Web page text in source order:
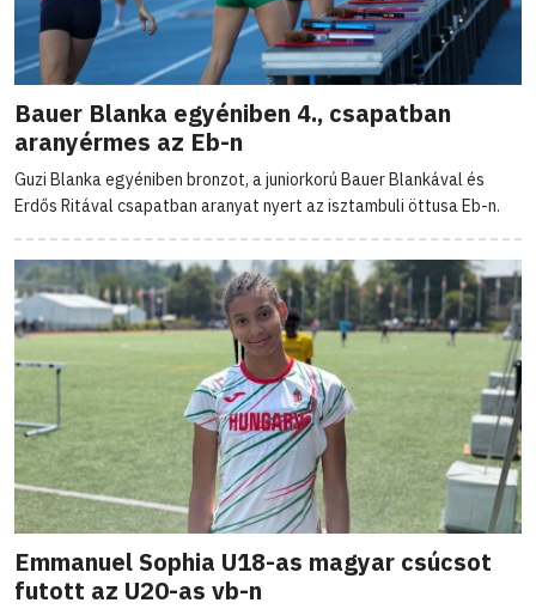
Bauer Blanka egyéniben 4., csapatban
aranyérmes az Eb-n
Guzi Blanka egyéniben bronzot, a juniorkorú Bauer Blankával és
Erdős Ritával csapatban aranyat nyert az isztambuli öttusa Eb-n.
Emmanuel Sophia U18-as magyar csúcsot
futott az U20-as vb-n